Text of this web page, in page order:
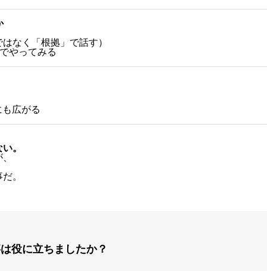
なく「根拠」で話す）
やってみる
広がる
。
。
役に立ちましたか？